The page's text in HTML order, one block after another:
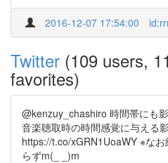
2016-12-07 17:54:00
Twitter (109 users,
favorites)
@kenzuy_chashiro 時間帯にも
音楽聴取時の時間感覚に与える
https://t.co/xGRN1UoaWY ※な
らずm(_ _)m